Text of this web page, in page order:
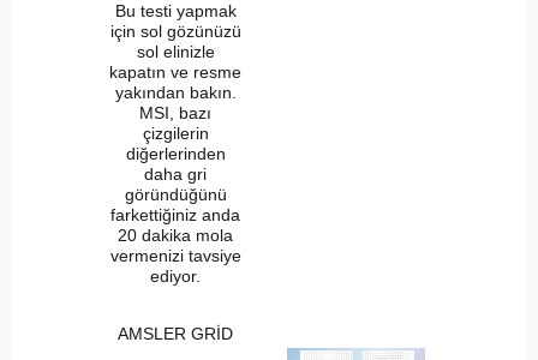
Bu testi yapmak
için sol gözünüzü
sol elinizle
kapatın ve resme
yakından bakın.
MSI, bazı
çizgilerin
diğerlerinden
daha gri
göründüğünü
farkettiğiniz anda
20 dakika mola
vermenizi tavsiye
ediyor.
AMSLER GRİD